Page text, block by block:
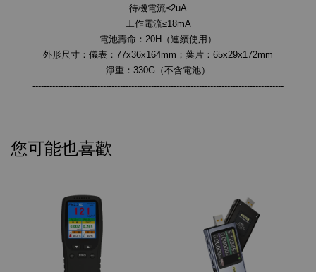
待機電流≤2uA
工作電流≤18mA
電池壽命：20H（連續使用）
外形尺寸：儀表：77x36x164mm；葉片：65x29x172mm
淨重：330G（不含電池）
-----------------------------------------------------------------------------------------
您可能也喜歡